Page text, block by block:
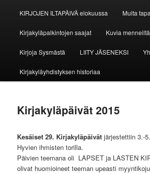
KIRJOJEN ILTAPÄIVÄ elokuussa Muita
Kirjakyläpalkintojen saajat Kuvia
Kirjoja Sysmästä LIITY JÄSENEKSI
Kirjakyläyhdistyksen historiaa
Kirjakyläpäivät 2015
Kesäiset 29. Kirjakyläpäivät järjestettiin 3.-
Hyvien ihmisten torilla.
Päivien teemana oli LAPSET ja LASTEN
olivat huomioineet teeman upeasti